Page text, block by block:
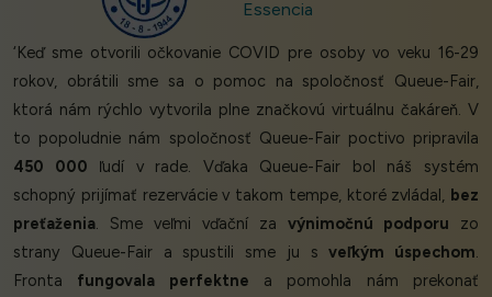
Essencia
‘Keď sme otvorili očkovanie COVID pre osoby vo veku 16-29
rokov, obrátili sme sa o pomoc na spoločnosť Queue-Fair,
ktorá nám rýchlo vytvorila plne značkovú virtuálnu čakáreň. V
to popoludnie nám spoločnosť Queue-Fair poctivo pripravila
450 000 ľudí v rade. Vďaka Queue-Fair bol náš systém
schopný prijímať rezervácie v takom tempe, ktoré zvládal, bez
preťaženia. Sme veľmi vďační za výnimočnú podporu zo
strany Queue-Fair a spustili sme ju sveľkým úspechom.
Fronta fungovala perfektne a pomohla nám prekonať